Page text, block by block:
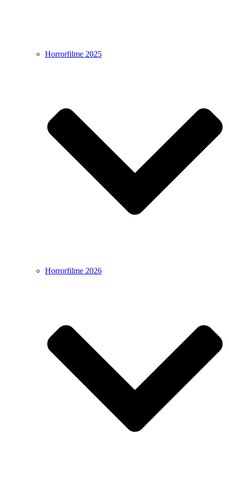
Horrorfilme 2025
Horrorfilme 2026